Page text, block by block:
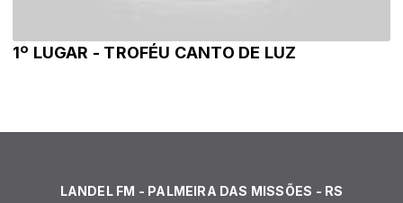
1º LUGAR - TROFÉU CANTO DE LUZ
LANDEL FM - PALMEIRA DAS MISSÕES - RS